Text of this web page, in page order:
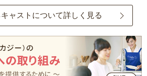
ャストについて詳しく見る